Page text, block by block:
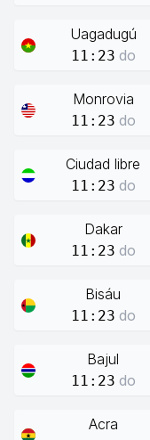
Uagadugú
11:23 do
Monrovia
11:23 do
Ciudad libre
11:23 do
Dakar
11:23 do
Bisáu
11:23 do
Bajul
11:23 do
Acra